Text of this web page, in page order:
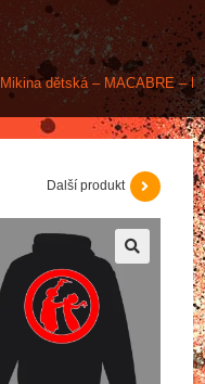
Mikina dětská – MACABRE –
Další produkt